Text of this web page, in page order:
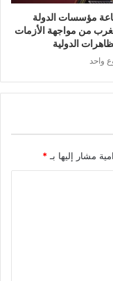
مؤسسات الدولة
من مواجهة الأزمات
الدولية
واحد
مشار إليها بـ *